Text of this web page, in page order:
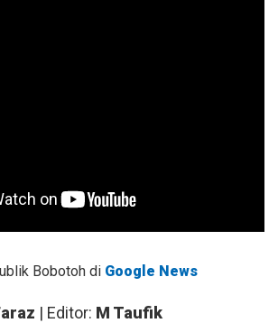
Bobotoh di Google News
| Editor: M Taufik